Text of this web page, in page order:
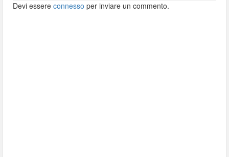
Devi essereconnesso per inviare un commento.